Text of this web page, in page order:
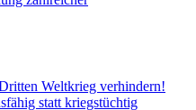
Weltkrieg verhindern!
statt kriegstüchtig